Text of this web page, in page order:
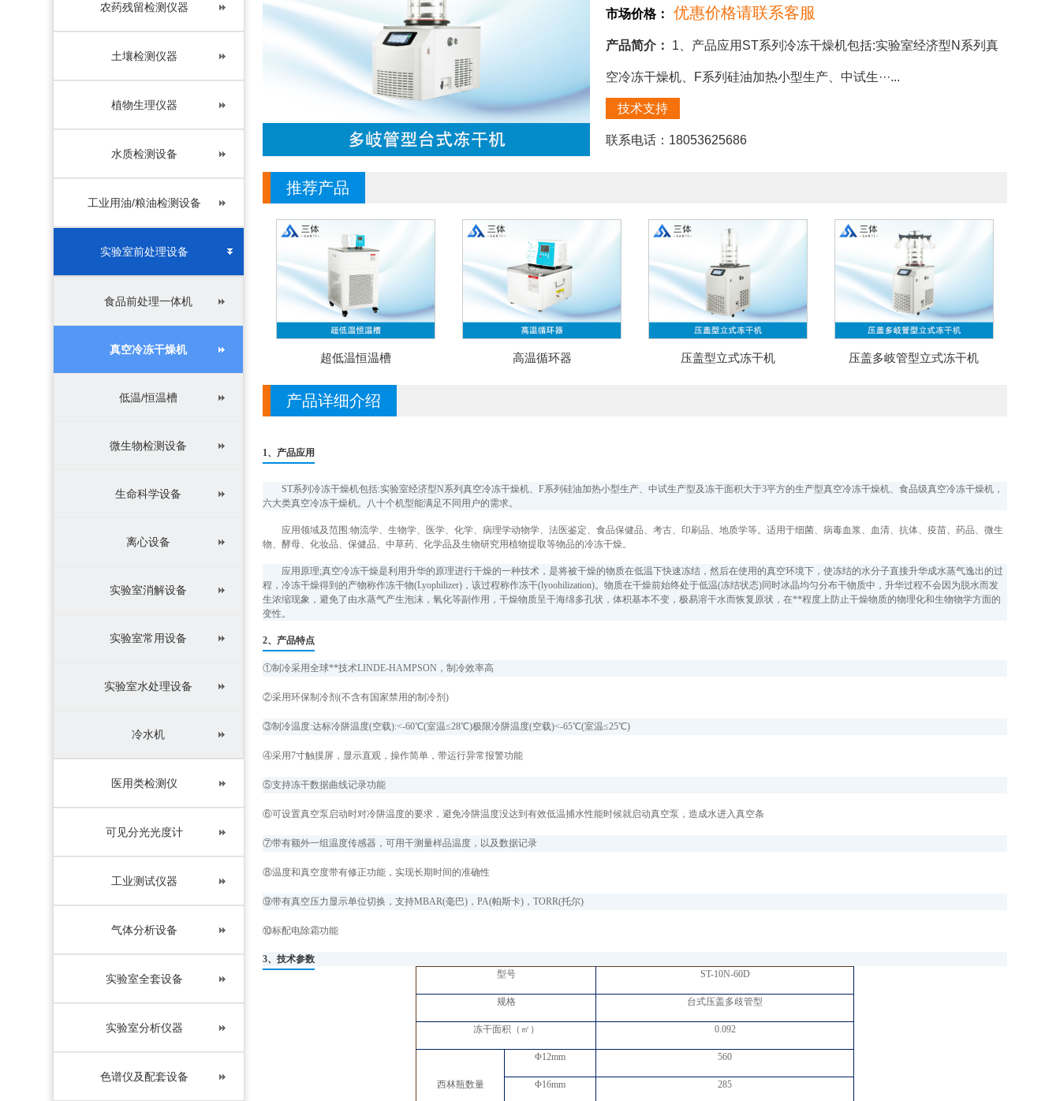
农药残留检测仪器
土壤检测仪器
植物生理仪器
水质检测设备
工业用油/粮油检测设备
实验室前处理设备
食品前处理一体机
真空冷冻干燥机
低温/恒温槽
微生物检测设备
生命科学设备
离心设备
实验室消解设备
实验室常用设备
实验室水处理设备
冷水机
医用类检测仪
可见分光光度计
工业测试仪器
气体分析设备
实验室全套设备
实验室分析仪器
色谱仪及配套设备
市场价格： 优惠价格请联系客服
产品简介： 1、产品应用ST系列冷冻干燥机包括:实验室经济型N系列真
空冷冻干燥机、F系列硅油加热小型生产、中试生···...
技术支持
联系电话：18053625686
推荐产品
超低温恒温槽 高温循环器 压盖型立式冻干机 压盖多岐管型立式冻干机
产品详细介绍
1、产品应用
ST系列冷冻干燥机包括:实验室经济型N系列真空冷冻干燥机、F系列硅油加热小型生产、中试生产型及冻干面积大于3平方的生产型真空冷冻干燥机、食品级真空冷冻干燥机，
六大类真空冷冻干燥机。八十个机型能满足不同用户的需求。
应用领域及范围:物流学、生物学、医学、化学、病理学动物学、法医鉴定、食品保健品、考古、印刷品、地质学等。适用于细菌、病毒血浆、血清、抗体、疫苗、药品、微生
物、酵母、化妆品、保健品、中草药、化学品及生物研究用植物提取等物品的冷冻干燥。
应用原理;真空冷冻干燥是利用升华的原理进行干燥的一种技术，是将被干燥的物质在低温下快速冻结，然后在使用的真空环境下，使冻结的水分子直接升华成水蒸气逸出的过
程，冷冻干燥得到的产物称作冻干物(Lyophilizer)，该过程称作冻干(lyoohilization)。物质在干燥前始终处于低温(冻结状态)同时冰晶均匀分布干物质中，升华过程不会因为脱水而发
生浓缩现象，避免了由水蒸气产生泡沫，氧化等副作用，干燥物质呈干海绵多孔状，体积基本不变，极易溶干水而恢复原状，在**程度上防止干燥物质的物理化和生物物学方面的
变性。
2、产品特点
①制冷采用全球**技术LINDE-HAMPSON，制冷效率高
②采用环保制冷剂(不含有国家禁用的制冷剂)
③制冷温度:达标冷阱温度(空载):<-60℃(室温≤28℃)极限冷阱温度(空载)<-65℃(室温≤25℃)
④采用7寸触摸屏，显示直观，操作简单，带运行异常报警功能
⑤支持冻干数据曲线记录功能
⑥可设置真空泵启动时对冷阱温度的要求，避免冷阱温度没达到有效低温捕水性能时候就启动真空泵，造成水进入真空条
⑦带有额外一组温度传感器，可用干测量样品温度，以及数据记录
⑧温度和真空度带有修正功能，实现长期时间的准确性
⑨带有真空压力显示单位切换，支持MBAR(毫巴)，PA(帕斯卡)，TORR(托尔)
⑩标配电除霜功能
3、技术参数
型号
ST-10N-60D
规格 台式压盖多歧管型
冻干面积（㎡） 0.092
西林瓶数量
Φ12mm 560
Φ16mm 285